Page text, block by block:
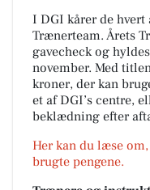
I DGI kårer de
Trænerteam. Årets
gavecheck og
november. Med
kroner, der kan
et af DGI’s centre,
beklædning efter
Her kan du læse
brugte pengene.